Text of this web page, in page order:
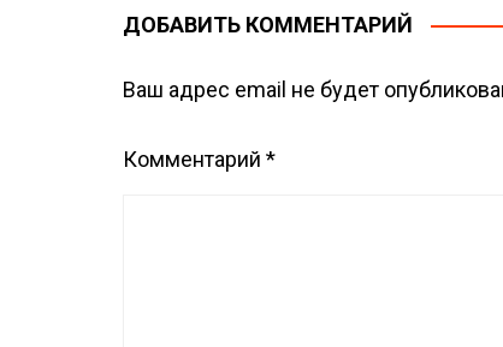
ДОБАВИТЬ КОММЕНТАРИЙ
Ваш адрес email не будет
Комментарий *